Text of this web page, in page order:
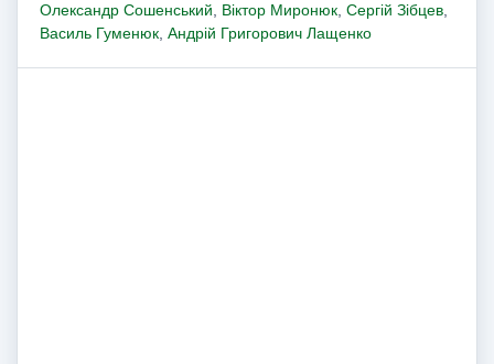
Олександр Сошенський Віктор Миронюк Сергій Зібцев
Василь Гуменюк Андрій Григорович Лащенко